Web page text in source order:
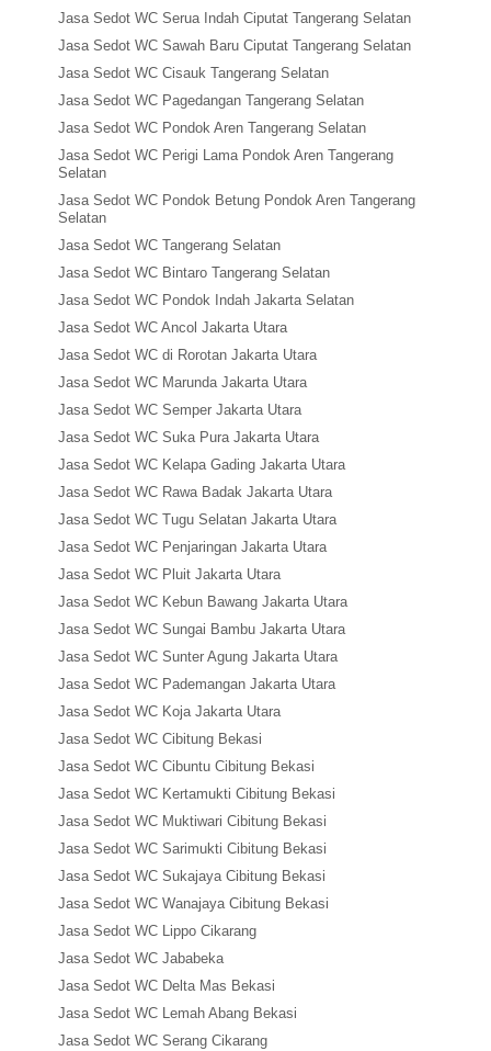
Jasa Sedot WC Serua Indah Ciputat Tangerang Selatan
Jasa Sedot WC Sawah Baru Ciputat Tangerang Selatan
Jasa Sedot WC Cisauk Tangerang Selatan
Jasa Sedot WC Pagedangan Tangerang Selatan
Jasa Sedot WC Pondok Aren Tangerang Selatan
Jasa Sedot WC Perigi Lama Pondok Aren Tangerang
Selatan
Jasa Sedot WC Pondok Betung Pondok Aren Tangerang
Selatan
Jasa Sedot WC Tangerang Selatan
Jasa Sedot WC Bintaro Tangerang Selatan
Jasa Sedot WC Pondok Indah Jakarta Selatan
Jasa Sedot WC Ancol Jakarta Utara
Jasa Sedot WC di Rorotan Jakarta Utara
Jasa Sedot WC Marunda Jakarta Utara
Jasa Sedot WC Semper Jakarta Utara
Jasa Sedot WC Suka Pura Jakarta Utara
Jasa Sedot WC Kelapa Gading Jakarta Utara
Jasa Sedot WC Rawa Badak Jakarta Utara
Jasa Sedot WC Tugu Selatan Jakarta Utara
Jasa Sedot WC Penjaringan Jakarta Utara
Jasa Sedot WC Pluit Jakarta Utara
Jasa Sedot WC Kebun Bawang Jakarta Utara
Jasa Sedot WC Sungai Bambu Jakarta Utara
Jasa Sedot WC Sunter Agung Jakarta Utara
Jasa Sedot WC Pademangan Jakarta Utara
Jasa Sedot WC Koja Jakarta Utara
Jasa Sedot WC Cibitung Bekasi
Jasa Sedot WC Cibuntu Cibitung Bekasi
Jasa Sedot WC Kertamukti Cibitung Bekasi
Jasa Sedot WC Muktiwari Cibitung Bekasi
Jasa Sedot WC Sarimukti Cibitung Bekasi
Jasa Sedot WC Sukajaya Cibitung Bekasi
Jasa Sedot WC Wanajaya Cibitung Bekasi
Jasa Sedot WC Lippo Cikarang
Jasa Sedot WC Jababeka
Jasa Sedot WC Delta Mas Bekasi
Jasa Sedot WC Lemah Abang Bekasi
Jasa Sedot WC Serang Cikarang